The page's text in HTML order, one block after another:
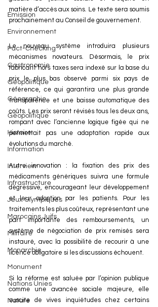
Émission
Environnement
Fact-Checking
Gastronomie
Géopolitique
Géographie
Géopolitique
Histoire
Information
Interview
Infrastructure
Jeux Olympiques
Marocains Juifs
Militaire
Monarchie
Monument
Nations Unies
Nature
matière d’accès aux soins. Le texte sera soumis
prochainement au Conseil de gouvernement.
Le nouveau système introduira plusieurs
mécanismes novateurs. Désormais, le prix
fabricant hors taxes sera indexé sur la base du
prix le plus bas observé parmi six pays de
référence, ce qui garantira une plus grande
transparence et une baisse automatique des
coûts. Les prix seront révisés tous les deux ans,
rompant avec l’ancienne logique figée qui ne
permettait pas une adaptation rapide aux
évolutions du marché.
Autre innovation : la fixation des prix des
médicaments génériques suivra une formule
dégressive, encourageant leur développement
et leur adoption par les patients. Pour les
traitements les plus coûteux, représentant une
part importante des remboursements, un
système de négociation de prix remisés sera
instauré, avec la possibilité de recourir à une
licence obligatoire si les discussions échouent.
Si la réforme est saluée par l’opinion publique
comme une avancée sociale majeure, elle
suscite de vives inquiétudes chez certains